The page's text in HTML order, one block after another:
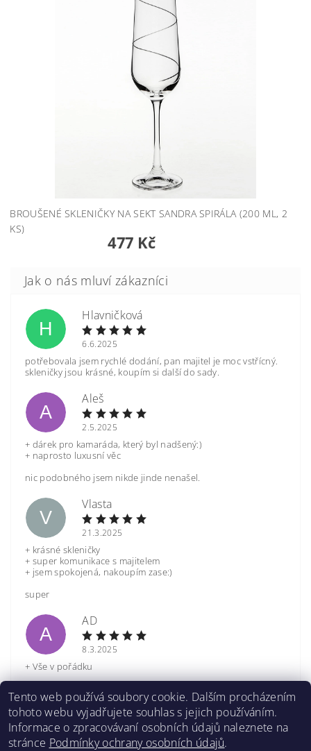
BROUŠENÉ SKLENIČKY NA SEKT SANDRA SPIRÁLA (200 ML, 2
KS)
477 Kč
H
Hlavničková
6.6.2025
potřebovala jsem rychlé dodání, pan majitel je moc vstřícný.
skleničky jsou krásné, koupím si další do sady.
A
Aleš
2.5.2025
+ dárek pro kamaráda, který byl nadšený:)
+ naprosto luxusní věc
nic podobného jsem nikde jinde nenašel.
V
Vlasta
21.3.2025
+ krásné skleničky
+ super komunikace s majitelem
+ jsem spokojená, nakoupím zase:)
super
A
AD
8.3.2025
+ Vše v pořádku
Zobrazit další hodnocení
Tento web používá soubory cookie. Dalším procházením
tohoto webu vyjadřujete souhlas s jejich používáním.
Informace o zpracovávaní osobních údajů naleznete na
stránce Podmínky ochrany osobních údajů.